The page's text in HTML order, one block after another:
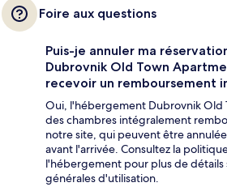
Foire aux questions
Puis-je annuler ma
Dubrovnik Old Town
recevoir un remboursement
Oui, l'hébergement Dubrovnik Old
des chambres intégralement
notre site, qui peuvent être
avant l'arrivée. Consultez la
l'hébergement pour plus de détails
générales d'utilisation.